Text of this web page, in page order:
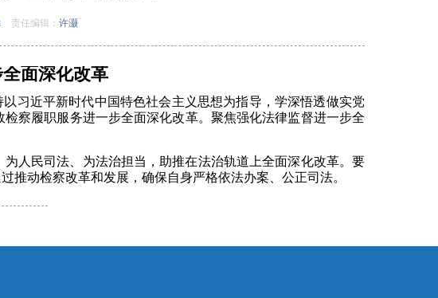
责任编辑： 许灏
面深化改革
习近平新时代中国特色社会主义思想为指导，学深悟透做实党
察履职服务进一步全面深化改革。聚焦强化法律监督进一步全
人民司法、为法治担当，助推在法治轨道上全面深化改革。要
动检察改革和发展，确保自身严格依法办案、公正司法。